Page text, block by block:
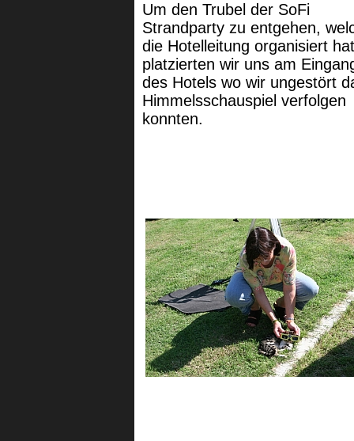
Um den Trubel der SoFi
Strandparty zu entgehen,
die Hotelleitung organisiert
platzierten wir uns am
des Hotels wo wir ungestört
Himmelsschauspiel verfolgen
konnten.